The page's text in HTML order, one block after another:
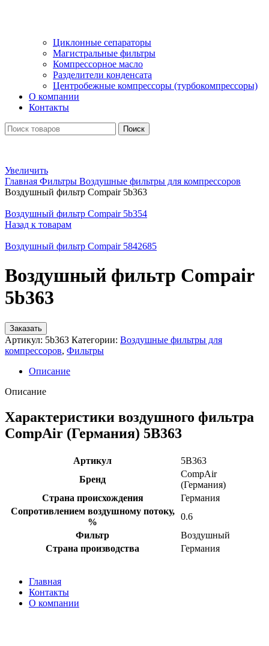
Циклонные сепараторы
Магистральные фильтры
Компрессорное масло
Разделители конденсата
Центробежные компрессоры (турбокомпрессоры)
О компании
Контакты
Поиск
Увеличить
Главная Фильтры Воздушные фильтры для компрессоров
Воздушный фильтр Compair 5b363
Воздушный фильтр Compair 5b354
Назад к товарам
Воздушный фильтр Compair 5842685
Воздушный фильтр Compair
5b363
Заказать
Артикул: 5b363 Категории: Воздушные фильтры для
компрессоров, Фильтры
Описание
Описание
Характеристики воздушного фильтра
CompAir (Германия) 5B363
Артикул
5B363
Бренд
CompAir
(Германия)
Страна происхождения
Германия
Сопротивлением воздушному потоку,
%
0.6
Фильтр
Воздушный
Страна производства
Германия
Главная
Контакты
О компании